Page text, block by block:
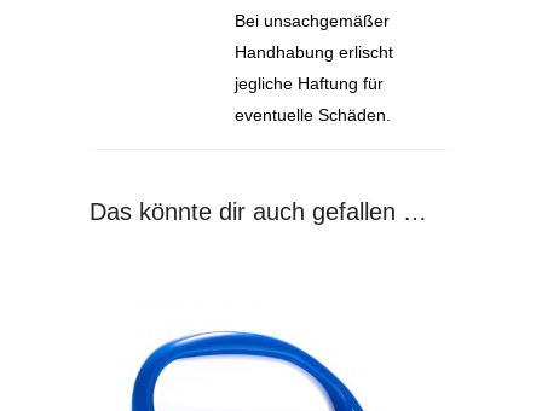
Bei unsachgemäßer
Handhabung erlischt
jegliche Haftung für
eventuelle Schäden.
Das könnte dir auch gefallen …